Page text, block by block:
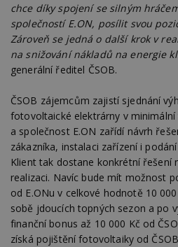
chce díky spojení se silným
společností E.ON, posílit svou
Zároveň se jedná o další krok v
na snižování nákladů na energie
generální ředitel ČSOB.
ČSOB zájemcům zajistí sjednání
fotovoltaické elektrárny v minimální
a společnost E.ON zařídí návrh
zákazníka, instalaci zařízení i
Klient tak dostane konkrétní řešení
realizaci. Navíc bude mít možnost
od E.ONu v celkové hodnotě 10
sobě jdoucích topných sezon a po
finanční bonus až 10 000 Kč od
získá pojištění fotovoltaiky od